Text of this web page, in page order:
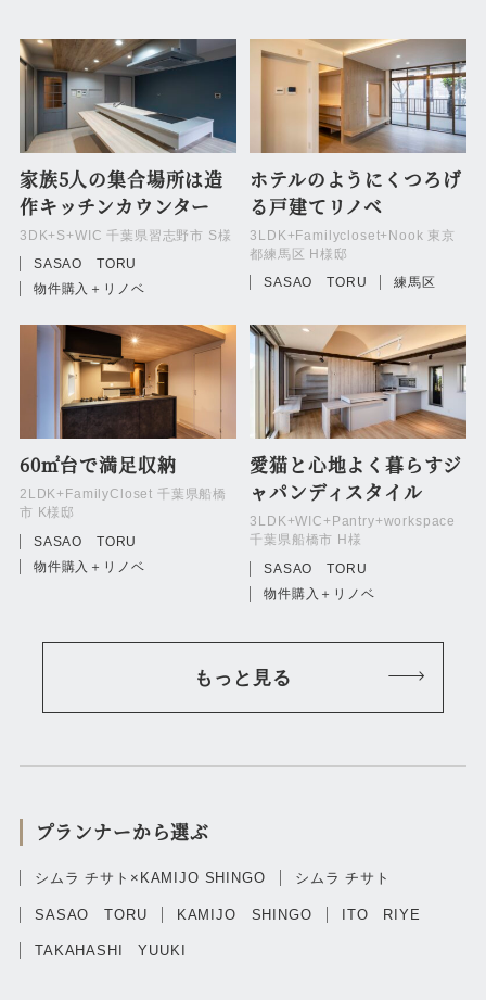
家族5人の集合場所は造
作キッチンカウンター
3DK+S+WIC 千葉県習志野市 S様
SASAO TORU
物件購入＋リノベ
ホテルのようにくつろげ
る戸建てリノベ
3LDK+Familycloset+Nook 東京
都練馬区 H様邸
SASAO TORU
練馬区
60㎡台で満足収納
2LDK+FamilyCloset 千葉県船橋
市 K様邸
SASAO TORU
物件購入＋リノベ
愛猫と心地よく暮らすジ
ャパンディスタイル
3LDK+WIC+Pantry+workspace
千葉県船橋市 H様
SASAO TORU
物件購入＋リノベ
もっと見る
プランナーから選ぶ
シムラ チサト×KAMIJO SHINGO シムラ チサト
SASAO TORU KAMIJO SHINGO ITO RIYE
TAKAHASHI YUUKI